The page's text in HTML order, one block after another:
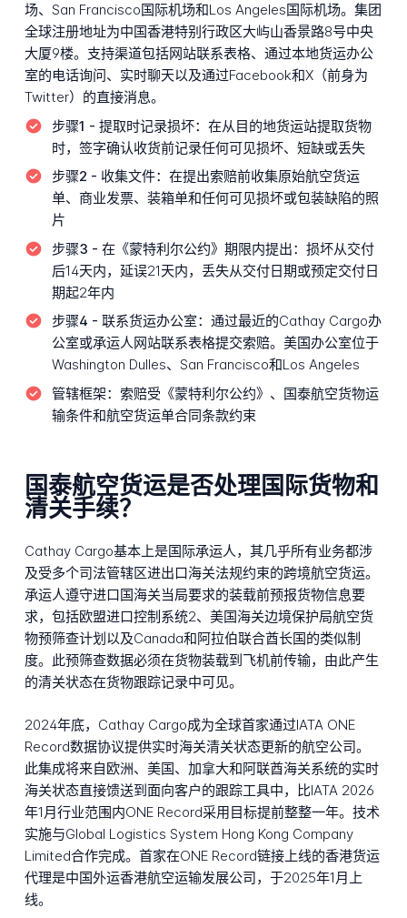
场、San Francisco国际机场和Los Angeles国际机场。集团
全球注册地址为中国香港特别行政区大屿山香景路8号中央
大厦9楼。支持渠道包括网站联系表格、通过本地货运办公
室的电话询问、实时聊天以及通过Facebook和X（前身为
Twitter）的直接消息。
步骤1 - 提取时记录损坏： 在从目的地货运站提取货物
时，签字确认收货前记录任何可见损坏、短缺或丢失
步骤2 - 收集文件： 在提出索赔前收集原始航空货运
单、商业发票、装箱单和任何可见损坏或包装缺陷的照
片
步骤3 - 在《蒙特利尔公约》期限内提出： 损坏从交付
后14天内，延误21天内，丢失从交付日期或预定交付日
期起2年内
步骤4 - 联系货运办公室： 通过最近的Cathay Cargo办
公室或承运人网站联系表格提交索赔。美国办公室位于
Washington Dulles、San Francisco和Los Angeles
管辖框架： 索赔受《蒙特利尔公约》、国泰航空货物运
输条件和航空货运单合同条款约束
国泰航空货运是否处理国际货物和
清关手续？
Cathay Cargo基本上是国际承运人，其几乎所有业务都涉
及受多个司法管辖区进出口海关法规约束的跨境航空货运。
承运人遵守进口国海关当局要求的装载前预报货物信息要
求，包括欧盟进口控制系统2、美国海关边境保护局航空货
物预筛查计划以及Canada和阿拉伯联合酋长国的类似制
度。此预筛查数据必须在货物装载到飞机前传输，由此产生
的清关状态在货物跟踪记录中可见。
2024年底，Cathay Cargo成为全球首家通过IATA ONE
Record数据协议提供实时海关清关状态更新的航空公司。
此集成将来自欧洲、美国、加拿大和阿联酋海关系统的实时
海关状态直接馈送到面向客户的跟踪工具中，比IATA 2026
年1月行业范围内ONE Record采用目标提前整整一年。技术
实施与Global Logistics System Hong Kong Company
Limited合作完成。首家在ONE Record链接上线的香港货运
代理是中国外运香港航空运输发展公司，于2025年1月上
线。